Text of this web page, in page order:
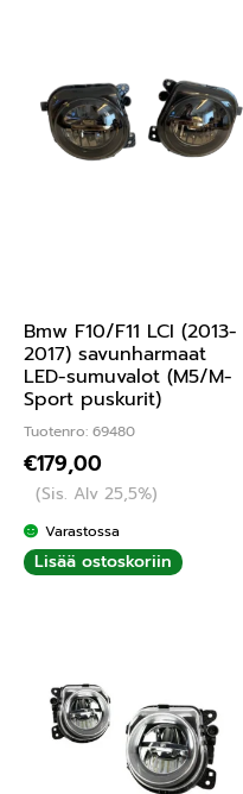
Bmw F10/F11 LCI (2013-
2017) savunharmaat
LED-sumuvalot (M5/M-
Sport puskurit)
Tuotenro: 69480
€179,00
(Sis. Alv 25,5%)
Varastossa
Lisää ostoskoriin